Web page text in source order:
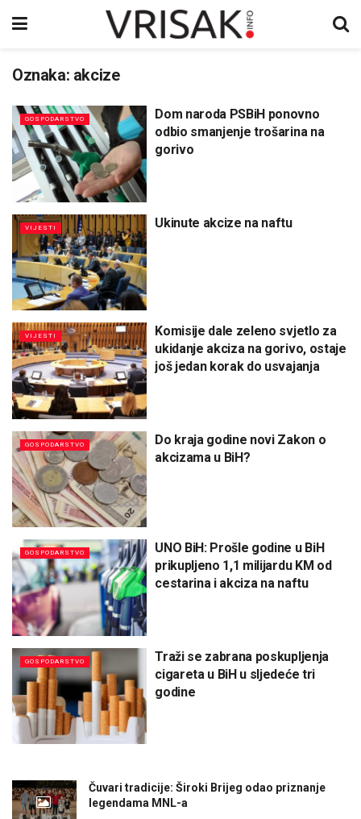
Oznaka: akcize
GOSPODARSTVO
Dom naroda PSBiH ponovno
odbio smanjenje trošarina na
gorivo
VIJESTI Ukinute akcize na naftu
VIJESTI
Komisije dale zeleno svjetlo za
ukidanje akciza na gorivo, ostaje
još jedan korak do usvajanja
GOSPODARSTVO
Do kraja godine novi Zakon o
akcizama u BiH?
GOSPODARSTVO
UNO BiH: Prošle godine u BiH
prikupljeno 1,1 milijardu KM od
cestarina i akciza na naftu
GOSPODARSTVO
Traži se zabrana poskupljenja
cigareta u BiH u sljedeće tri
godine
Čuvari tradicije: Široki Brijeg odao priznanje
legendama MNL-a